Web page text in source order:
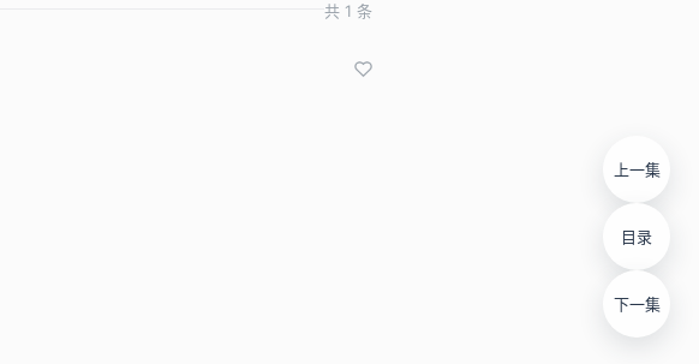
上一集
目录
下一集
共 1 条